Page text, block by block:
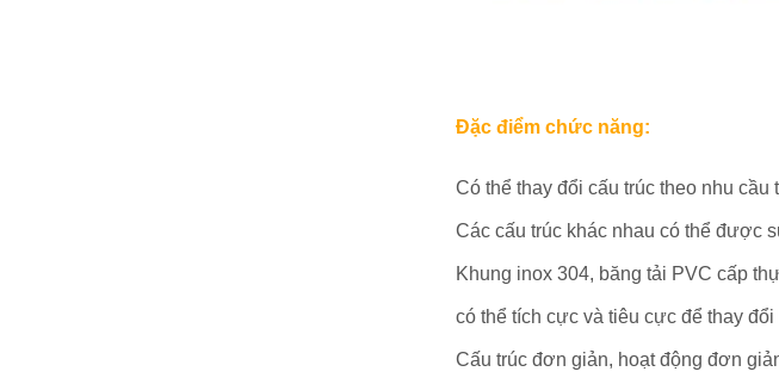
Đặc điểm chức năng:
Có thể thay đổi cấu trúc theo nhu
Các cấu trúc khác nhau có thể được
Khung inox 304, băng tải PVC cấp
có thể tích cực và tiêu cực để thay
Cấu trúc đơn giản, hoạt động đơn